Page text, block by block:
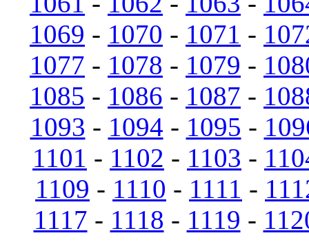
1069 - 1070 - 1071 -
1077 - 1078 - 1079 -
1085 - 1086 - 1087 -
1093 - 1094 - 1095 -
1101 - 1102 - 1103 -
1109 - 1110 - 1111 -
1117 - 1118 - 1119 -